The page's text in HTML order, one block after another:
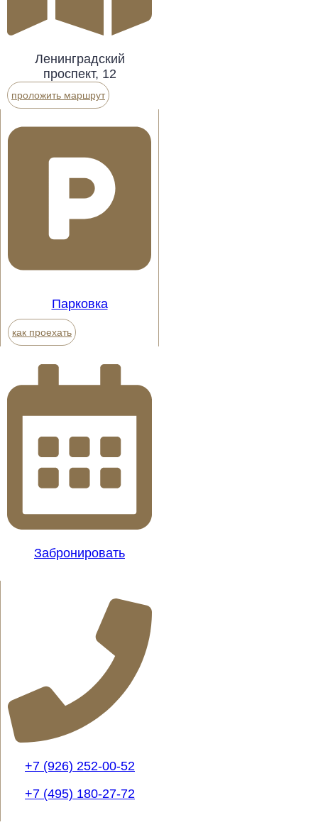
Ленинградский
проспект, 12
проложить маршрут
Парковка
как проехать
Забронировать
+7 (926) 252-00-52
+7 (495) 180-27-72